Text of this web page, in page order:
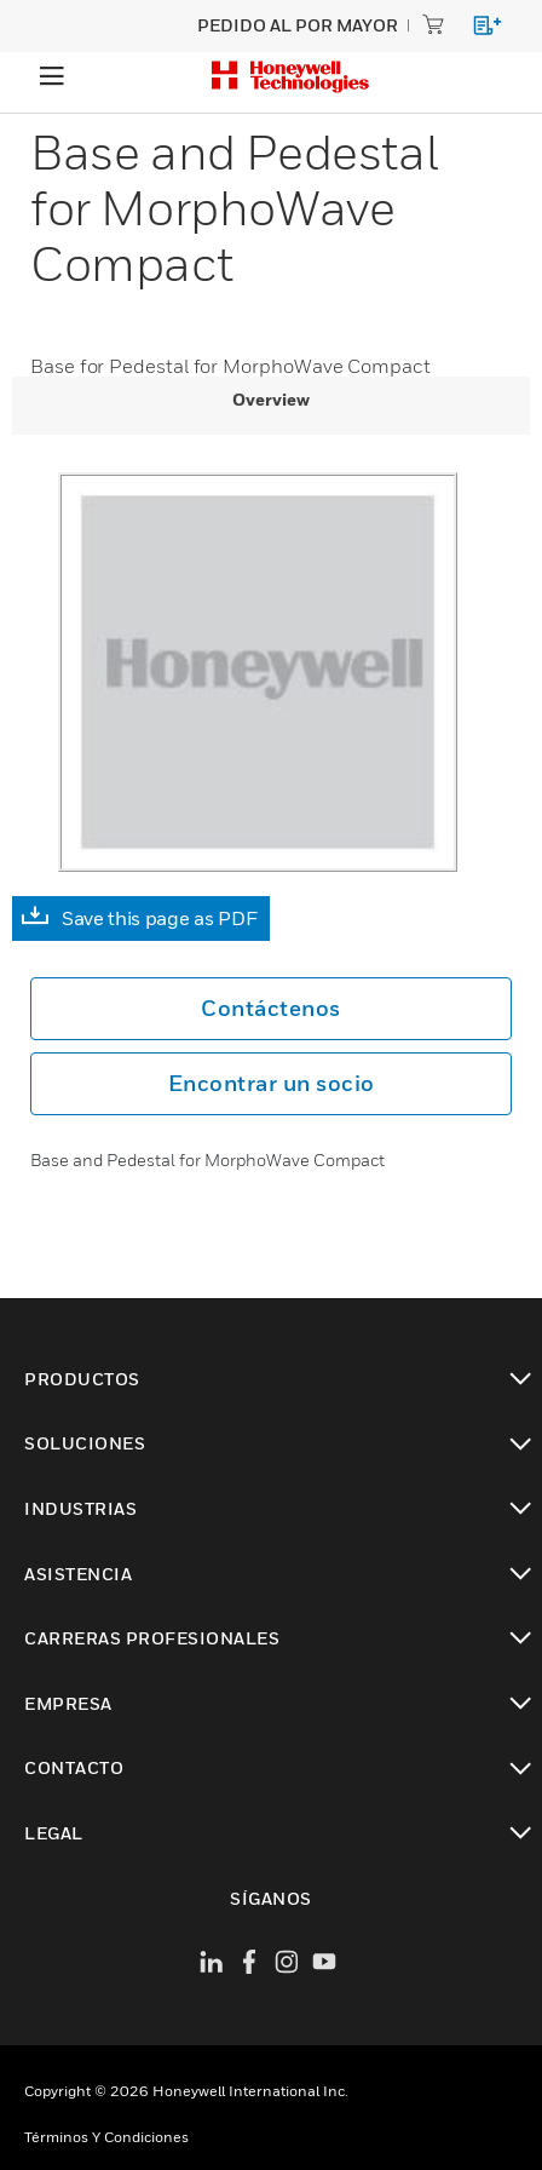
PEDIDO AL POR MAYOR
Base and Pedestal
for MorphoWave
Compact
Base for Pedestal for MorphoWave Compact
Overview
Save this page as PDF
Contáctenos
Encontrar un socio
Base and Pedestal for MorphoWave Compact
PRODUCTOS
SOLUCIONES
INDUSTRIAS
ASISTENCIA
CARRERAS PROFESIONALES
EMPRESA
CONTACTO
LEGAL
SÍGANOS
Copyright © 2026 Honeywell International Inc.
Términos Y Condiciones